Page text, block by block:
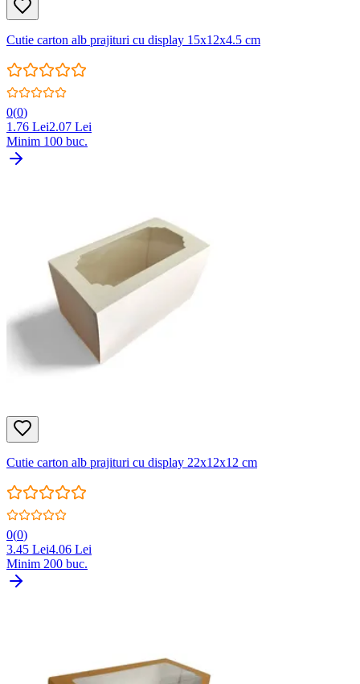
Cutie carton alb prajituri cu display 15x12x4.5 cm
0(0)
1.76 Lei2.07 Lei
Minim 100 buc.
Cutie carton alb prajituri cu display 22x12x12 cm
0(0)
3.45 Lei4.06 Lei
Minim 200 buc.